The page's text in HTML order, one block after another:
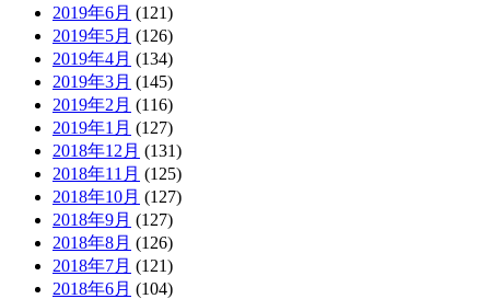
2019年6月 (121)
2019年5月 (126)
2019年4月 (134)
2019年3月 (145)
2019年2月 (116)
2019年1月 (127)
2018年12月 (131)
2018年11月 (125)
2018年10月 (127)
2018年9月 (127)
2018年8月 (126)
2018年7月 (121)
2018年6月 (104)